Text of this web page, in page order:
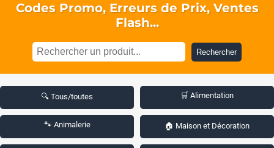
Codes Promo, Erreurs de Prix, Ventes
Flash...
Rechercher
🔍 Tous/toutes 🛒 Alimentation
🐾 Animalerie 🏠 Maison et Décoration